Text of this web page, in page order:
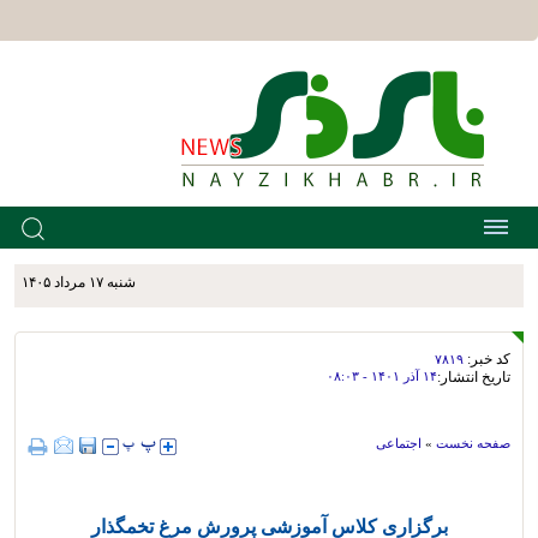
شنبه ۱۷ مرداد ۱۴۰۵
کد خبر: ۷۸۱۹
تاریخ انتشار:۱۴ آذر ۱۴۰۱ - ۰۸:۰۳
صفحه نخست » اجتماعی
برگزاری کلاس آموزشی پرورش مرغ تخمگذار